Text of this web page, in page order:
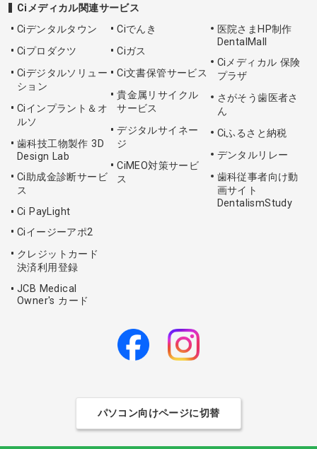
Ciメディカル関連サービス
Ciデンタルタウン
Ciプロダクツ
Ciデジタルソリュー
ション
Ciインプラント＆オ
ルソ
歯科技工物製作 3D
Design Lab
Ci助成金診断サービ
ス
Ci PayLight
Ciイージーアポ2
クレジットカード
決済利用登録
JCB Medical
Owner's カード
Ciでんき
Ciガス
Ci文書保管サービス
貴金属リサイクル
サービス
デジタルサイネー
ジ
CiMEO対策サービ
ス
医院さまHP制作
DentalMall
Ciメディカル 保険
プラザ
さがそう歯医者さ
ん
Ciふるさと納税
デンタルリレー
歯科従事者向け動
画サイト
DentalismStudy
パソコン向けページに切替